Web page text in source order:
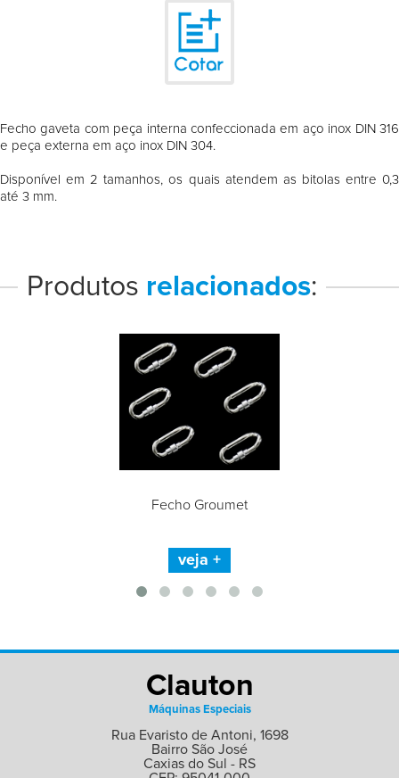
Fecho gaveta com peça interna confeccionada em aço inox DIN 316
e peça externa em aço inox DIN 304.
Disponível em 2 tamanhos, os quais atendem as bitolas entre 0,3
até 3 mm.
Produtos relacionados:
Fecho Groumet
veja +
Clauton
Máquinas Especiais
Rua Evaristo de Antoni, 1698
Bairro São José
Caxias do Sul - RS